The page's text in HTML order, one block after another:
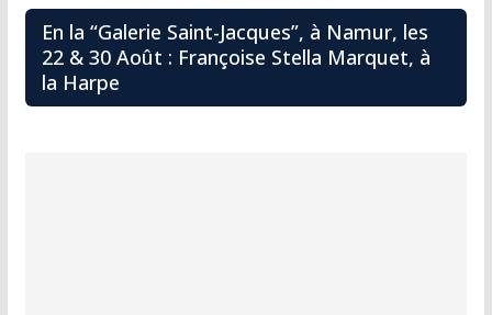
En la “Galerie Saint-Jacques”, à Namur, les
22 & 30 Août : Françoise Stella Marquet, à
la Harpe